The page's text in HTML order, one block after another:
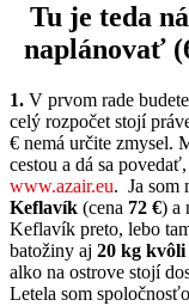
Tu je teda
naplánovať
1. V prvom rade
celý rozpočet stojí
€ nemá určite zmysel.
cestou a dá sa
www.azair.eu. Ja som
Keflavík (cena 72 €) a
Keflavík preto, lebo
batožiny aj 20 kg kvôli
alko na ostrove stojí
Letela som